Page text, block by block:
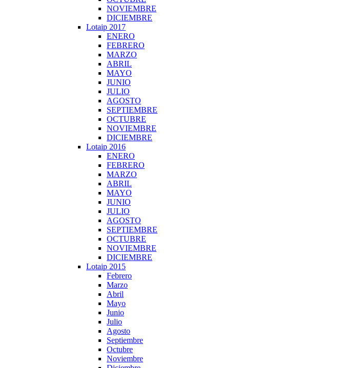
NOVIEMBRE
DICIEMBRE
Lotaip 2017
ENERO
FEBRERO
MARZO
ABRIL
MAYO
JUNIO
JULIO
AGOSTO
SEPTIEMBRE
OCTUBRE
NOVIEMBRE
DICIEMBRE
Lotaip 2016
ENERO
FEBRERO
MARZO
ABRIL
MAYO
JUNIO
JULIO
AGOSTO
SEPTIEMBRE
OCTUBRE
NOVIEMBRE
DICIEMBRE
Lotaip 2015
Febrero
Marzo
Abril
Mayo
Junio
Julio
Agosto
Septiembre
Octubre
Noviembre